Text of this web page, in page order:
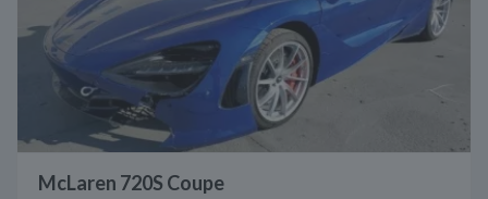
McLaren 720S Coupe